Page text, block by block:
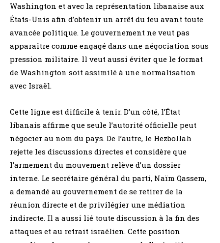
Washington et avec la représentation libanaise aux
États-Unis afin d’obtenir un arrêt du feu avant toute
avancée politique. Le gouvernement ne veut pas
apparaître comme engagé dans une négociation sous
pression militaire. Il veut aussi éviter que le format
de Washington soit assimilé à une normalisation
avec Israël.
Cette ligne est difficile à tenir. D’un côté, l’État
libanais affirme que seule l’autorité officielle peut
négocier au nom du pays. De l’autre, le Hezbollah
rejette les discussions directes et considère que
l’armement du mouvement relève d’un dossier
interne. Le secrétaire général du parti, Naïm Qassem,
a demandé au gouvernement de se retirer de la
réunion directe et de privilégier une médiation
indirecte. Il a aussi lié toute discussion à la fin des
attaques et au retrait israélien. Cette position